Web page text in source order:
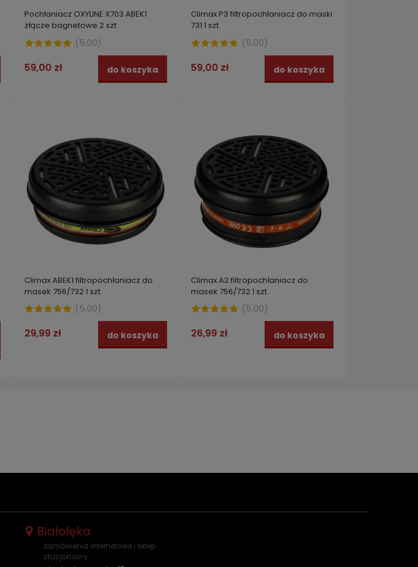
Pochłaniacz OXYLINE X703 ABEK1
złącze bagnetowe 2 szt
(5.00)
59,00 zł do koszyka
Climax P3 filtropochłaniacz do maski
731 1 szt.
(5.00)
59,00 zł do koszyka
Climax ABEK1 filtropochłaniacz do
masek 756/732 1 szt.
(5.00)
29,99 zł do koszyka
Climax A2 filtropochłaniacz do
masek 756/732 1 szt.
(5.00)
26,99 zł do koszyka
Białołęka
zamówienia internetowe i sklep
stacjonarny